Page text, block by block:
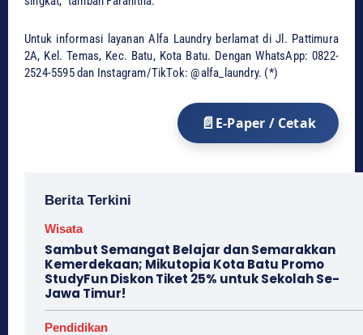
Untuk ​informasi layanan Alfa Laundry berlamat di Jl. Pattimura
2A, Kel. Temas, Kec. Batu, Kota Batu. Dengan WhatsApp: 0822-
2524-5595 dan Instagram/TikTok: @alfa_laundry. (*)
E-Paper / Cetak
Berita Terkini
Wisata
Sambut Semangat Belajar dan Semarakkan
Kemerdekaan; Mikutopia Kota Batu Promo
StudyFun Diskon Tiket 25% untuk Sekolah Se-
Jawa Timur!
Pendidikan